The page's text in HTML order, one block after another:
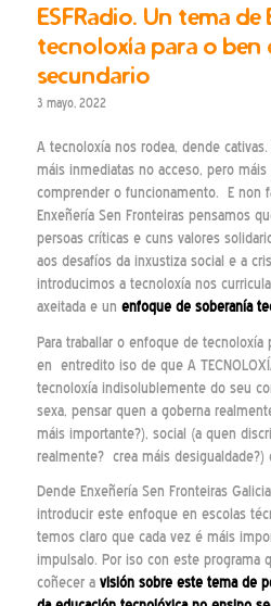
ESFRadio. Un tema de
tecnoloxía para o ben
secundario
3 mayo, 2022
A tecnoloxía nos rodea, dende
máis inmediatas no acceso, pero máis
comprender o funcionamento. E non
Enxeñería Sen Fronteiras pensamos
persoas críticas e cuns valores
aos desafíos da inxustiza social e a
introducimos a tecnoloxía nos
axeitada e un enfoque de soberanía
Para traballar o enfoque de
en entredito iso de que A
tecnoloxía indisolublemente do seu
sexa, pensar quen a goberna
máis importante?), social (a quen
realmente? crea máis desigualdade?)
Dende Enxeñería Sen Fronteiras
introducir este enfoque en escolas
temos claro que cada vez é máis
impulsalo. Por iso con este programa
coñecer a visión sobre este tema de